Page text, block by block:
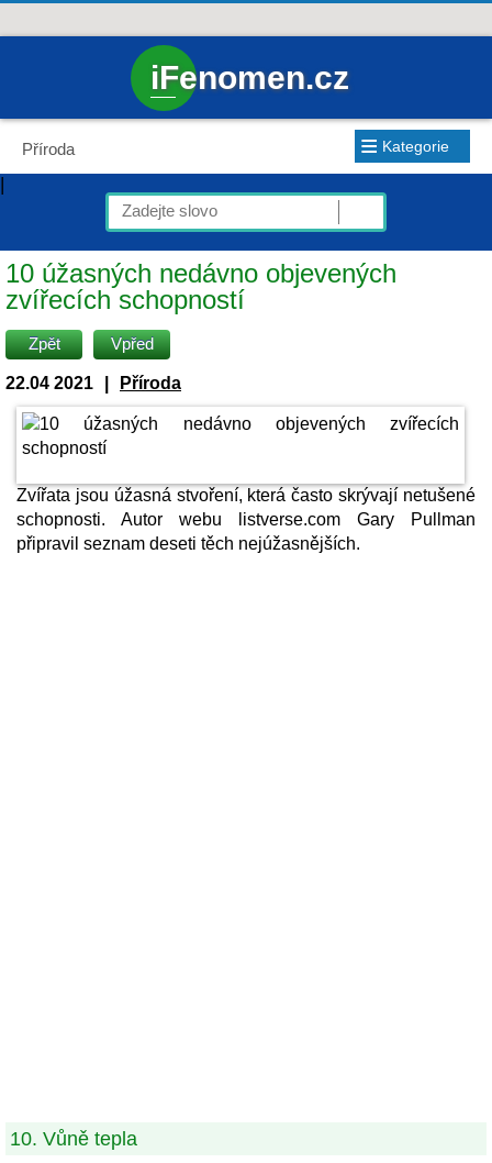
iFenomen.cz
Příroda ≡ Kategorie
|
10 úžasných nedávno objevených
zvířecích schopností
Zpět Vpřed
22.04 2021 Příroda
Zvířata jsou úžasná stvoření, která často skrývají netušené
schopnosti. Autor webu listverse.com Gary Pullman
připravil seznam deseti těch nejúžasnějších.
10. Vůně tepla